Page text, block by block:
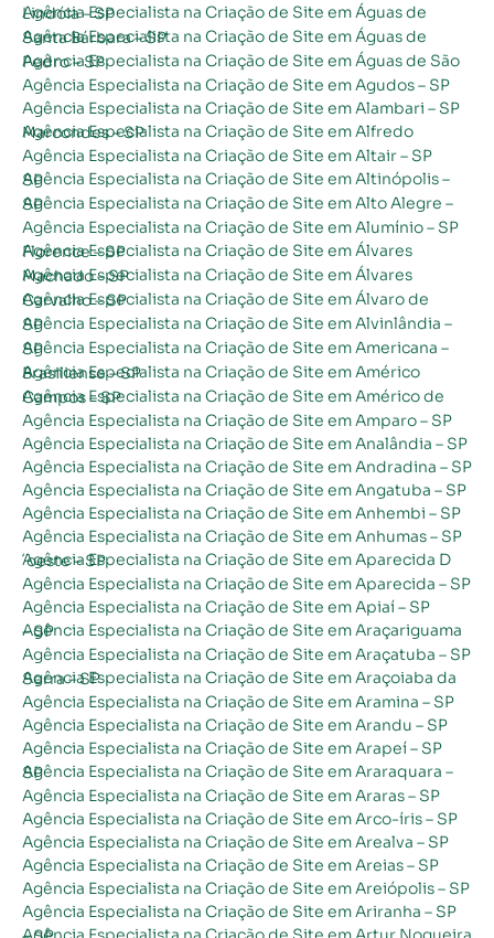
Agência Especialista na Criação de Site em Águas de Lindóia – SP
Agência Especialista na Criação de Site em Águas de Santa Bárbara – SP
Agência Especialista na Criação de Site em Águas de São Pedro – SP
Agência Especialista na Criação de Site em Agudos – SP
Agência Especialista na Criação de Site em Alambari – SP
Agência Especialista na Criação de Site em Alfredo Marcondes – SP
Agência Especialista na Criação de Site em Altair – SP
Agência Especialista na Criação de Site em Altinópolis – SP
Agência Especialista na Criação de Site em Alto Alegre – SP
Agência Especialista na Criação de Site em Alumínio – SP
Agência Especialista na Criação de Site em Álvares Florence – SP
Agência Especialista na Criação de Site em Álvares Machado – SP
Agência Especialista na Criação de Site em Álvaro de Carvalho – SP
Agência Especialista na Criação de Site em Alvinlândia – SP
Agência Especialista na Criação de Site em Americana – SP
Agência Especialista na Criação de Site em Américo Brasiliense – SP
Agência Especialista na Criação de Site em Américo de Campos – SP
Agência Especialista na Criação de Site em Amparo – SP
Agência Especialista na Criação de Site em Analândia – SP
Agência Especialista na Criação de Site em Andradina – SP
Agência Especialista na Criação de Site em Angatuba – SP
Agência Especialista na Criação de Site em Anhembi – SP
Agência Especialista na Criação de Site em Anhumas – SP
Agência Especialista na Criação de Site em Aparecida D´oeste – SP
Agência Especialista na Criação de Site em Aparecida – SP
Agência Especialista na Criação de Site em Apiaí – SP
Agência Especialista na Criação de Site em Araçariguama – SP
Agência Especialista na Criação de Site em Araçatuba – SP
Agência Especialista na Criação de Site em Araçoiaba da Serra – SP
Agência Especialista na Criação de Site em Aramina – SP
Agência Especialista na Criação de Site em Arandu – SP
Agência Especialista na Criação de Site em Arapeí – SP
Agência Especialista na Criação de Site em Araraquara – SP
Agência Especialista na Criação de Site em Araras – SP
Agência Especialista na Criação de Site em Arco-íris – SP
Agência Especialista na Criação de Site em Arealva – SP
Agência Especialista na Criação de Site em Areias – SP
Agência Especialista na Criação de Site em Areiópolis – SP
Agência Especialista na Criação de Site em Ariranha – SP